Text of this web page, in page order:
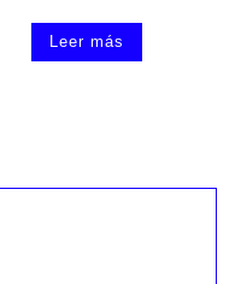
Leer más